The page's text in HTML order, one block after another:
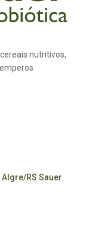
nutritivos,
RS Sauer